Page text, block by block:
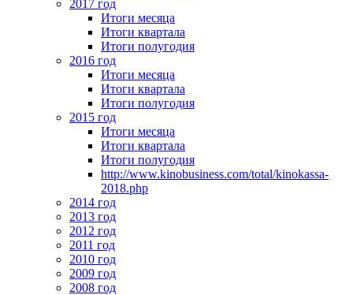
2017 год
Итоги месяца
Итоги квартала
Итоги полугодия
2016 год
Итоги месяца
Итоги квартала
Итоги полугодия
2015 год
Итоги месяца
Итоги квартала
Итоги полугодия
http://www.kinobusiness.com/total/kinokassa-
2018.php
2014 год
2013 год
2012 год
2011 год
2010 год
2009 год
2008 год